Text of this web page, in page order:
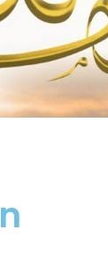
in de Islam
Blog